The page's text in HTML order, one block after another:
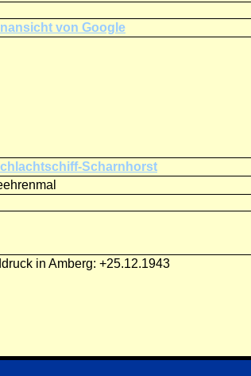
von Google
Scharnhorst
in Amberg: +25.12.1943